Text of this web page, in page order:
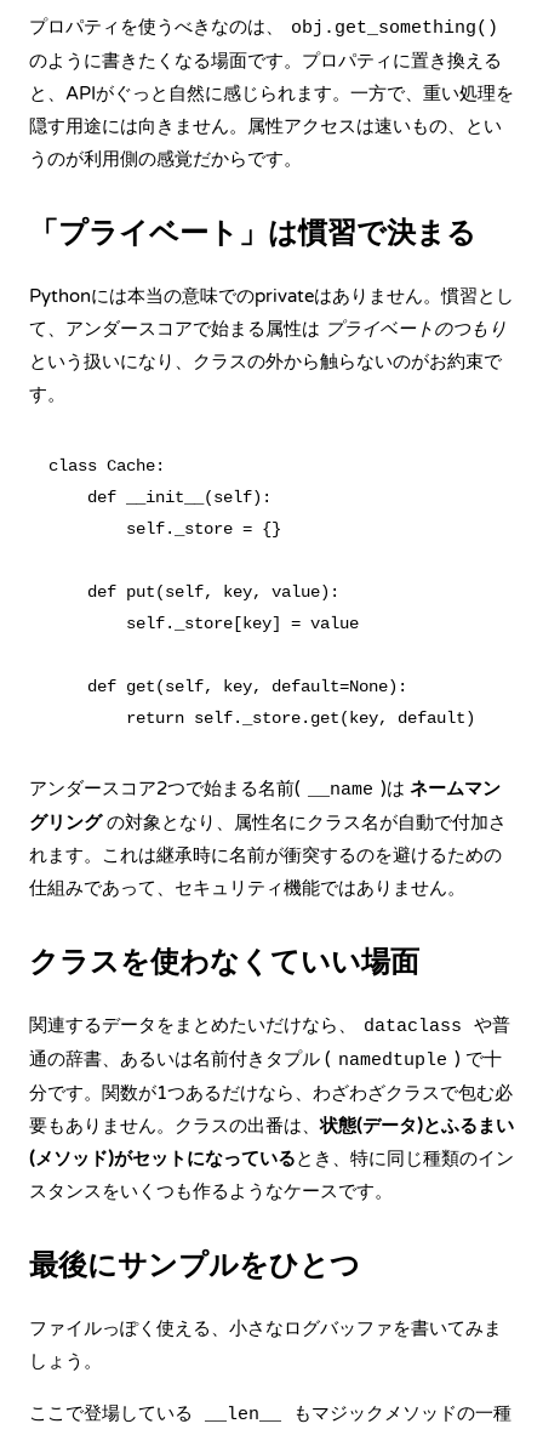
プロパティを使うべきなのは、 obj.get_something()
のように書きたくなる場面です。プロパティに置き換える
と、APIがぐっと自然に感じられます。一方で、重い処理を
隠す用途には向きません。属性アクセスは速いもの、とい
うのが利用側の感覚だからです。
「プライベート」は慣習で決まる
Pythonには本当の意味でのprivateはありません。慣習とし
て、アンダースコアで始まる属性は プライベートのつもり
という扱いになり、クラスの外から触らないのがお約束で
す。
class Cache:
    def __init__(self):
        self._store = {}
    def put(self, key, value):
        self._store[key] = value
    def get(self, key, default=None):
アンダースコア2つで始まる名前( __name )は ネームマン
グリングの対象となり、属性名にクラス名が自動で付加さ
れます。これは継承時に名前が衝突するのを避けるための
仕組みであって、セキュリティ機能ではありません。
クラスを使わなくていい場面
関連するデータをまとめたいだけなら、 dataclass
や普
通の辞書、あるいは名前付きタプル ( namedtuple ) で十
分です。関数が1つあるだけなら、わざわざクラスで包む必
要もありません。クラスの出番は、状態(データ)とふるまい
(メソッド)がセットになっているとき、特に同じ種類のイン
スタンスをいくつも作るようなケースです。
最後にサンプルをひとつ
ファイルっぽく使える、小さなログバッファを書いてみま
しょう。
ここで登場している __len__
もマジックメソッドの一種